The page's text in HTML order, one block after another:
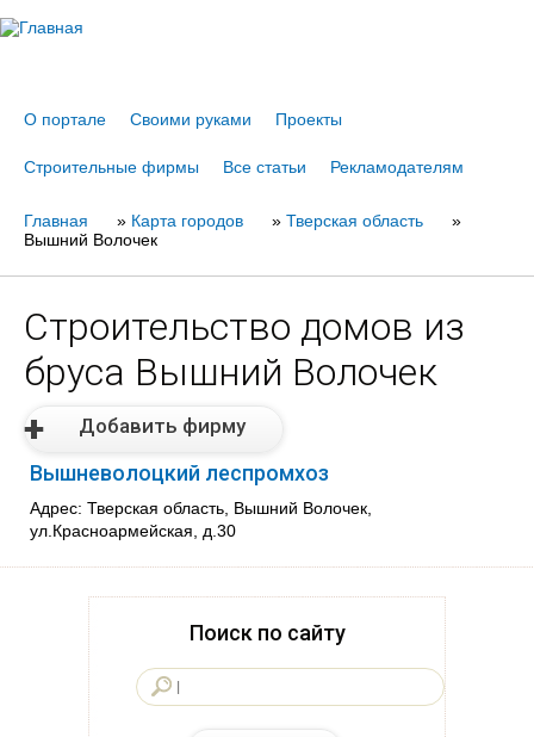
О портале Своими руками Проекты
Строительные фирмы Все статьи Рекламодателям
Вы
Главная » Карта городов » Тверская область
»
Вышний Волочек
Строительство домов из
бруса Вышний Волочек
Добавить фирму
Вышневолоцкий леспромхоз
Адрес: Тверская область, Вышний Волочек,
ул.Красноармейская, д.30
Поиск по сайту